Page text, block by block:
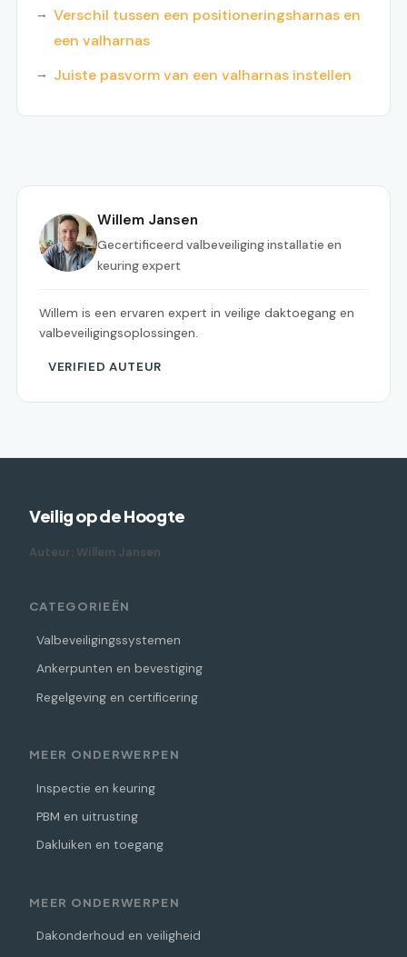
Verschil tussen een positioneringsharnas en
een valharnas
Juiste pasvorm van een valharnas instellen
Willem Jansen
Gecertificeerd valbeveiliging installatie en
keuring expert
Willem is een ervaren expert in veilige daktoegang en
valbeveiligingsoplossingen.
VERIFIED AUTEUR
Veilig op de Hoogte
Auteur: Willem Jansen
CATEGORIEËN
Valbeveiligingssystemen
Ankerpunten en bevestiging
Regelgeving en certificering
MEER ONDERWERPEN
Inspectie en keuring
PBM en uitrusting
Dakluiken en toegang
MEER ONDERWERPEN
Dakonderhoud en veiligheid